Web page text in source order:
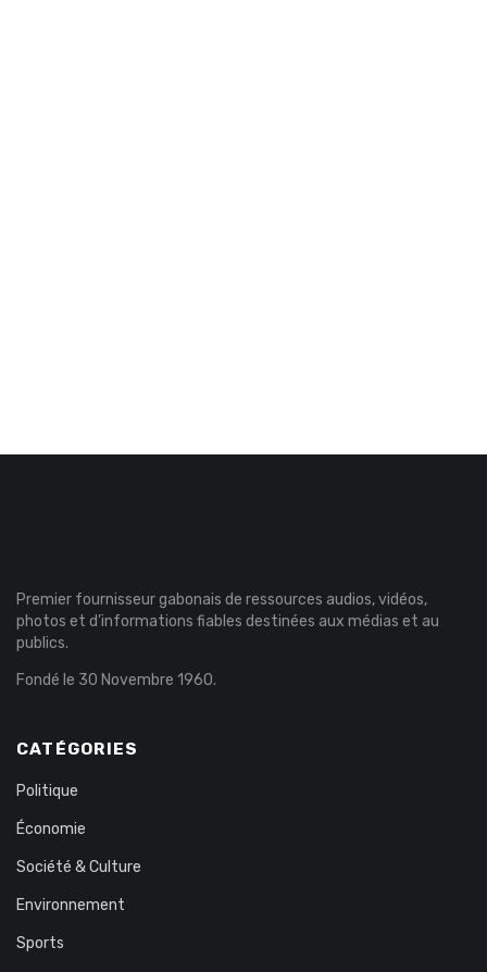
Premier fournisseur gabonais de ressources audios, vidéos,
photos et d’informations fiables destinées aux médias et au
publics.
Fondé le 30 Novembre 1960.
CATÉGORIES
Politique
Économie
Société & Culture
Environnement
Sports